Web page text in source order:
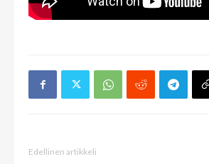
Edellinen artikkeli